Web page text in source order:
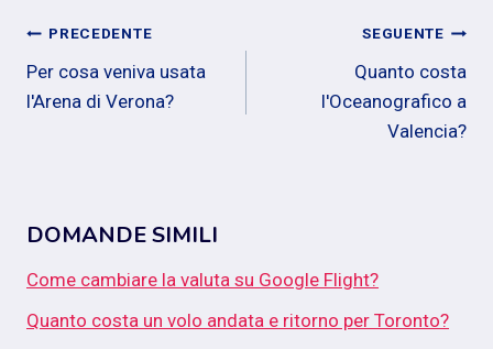
Navigazione
articoli
PRECEDENTE
Per cosa veniva usata
l'Arena di Verona?
SEGUENTE
Quanto costa
l'Oceanografico a
Valencia?
DOMANDE SIMILI
Come cambiare la valuta su Google Flight?
Quanto costa un volo andata e ritorno per Toronto?